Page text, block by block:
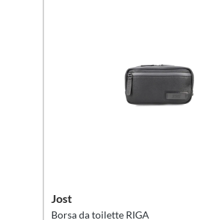
Jost
Borsa da toilette RIGA